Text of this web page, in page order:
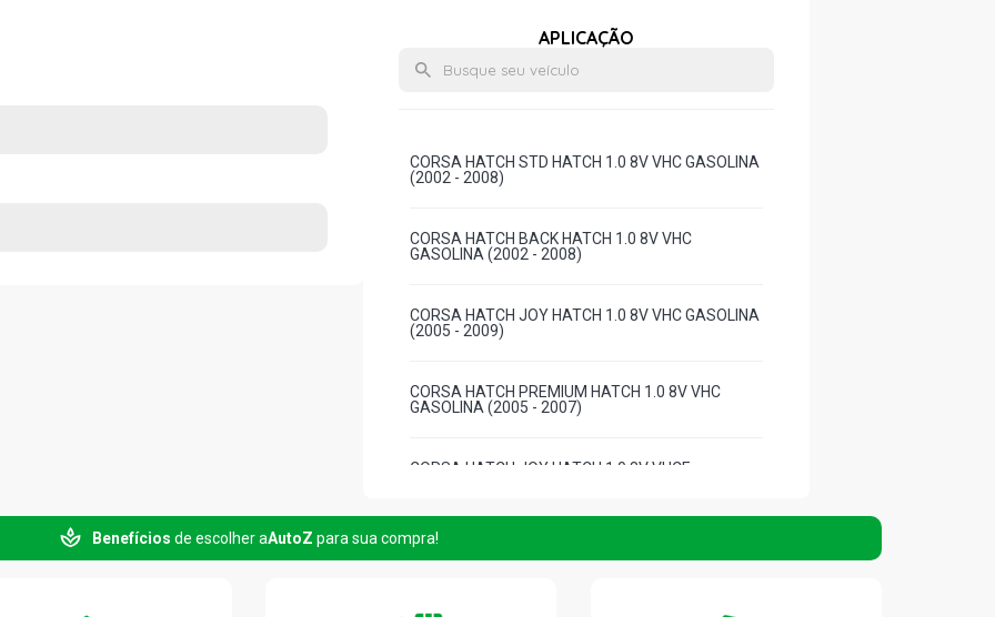
APLICAÇÃO
CORSA HATCH STD HATCH 1.0 8V VHC GASOLINA
(2002 - 2008)
CORSA HATCH BACK HATCH 1.0 8V VHC
GASOLINA (2002 - 2008)
CORSA HATCH JOY HATCH 1.0 8V VHC GASOLINA
(2005 - 2009)
CORSA HATCH PREMIUM HATCH 1.0 8V VHC
GASOLINA (2005 - 2007)
CORSA HATCH JOY HATCH 1.0 8V VHCE
CORSA HATCH MAXX HATCH 1.0 8V VHCE
FLEXPOWER N10YFH L4 FLEX (2004 - 2009)
Benefícios de escolher aAutoZ para sua compra!